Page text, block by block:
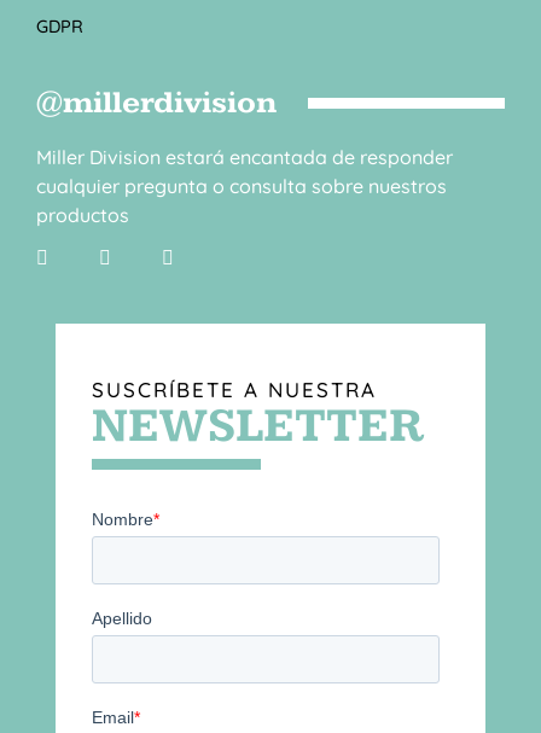
GDPR
@millerdivision
Miller Division estará encantada de responder
cualquier pregunta o consulta sobre nuestros
productos
SUSCRÍBETE A NUESTRA
NEWSLETTER